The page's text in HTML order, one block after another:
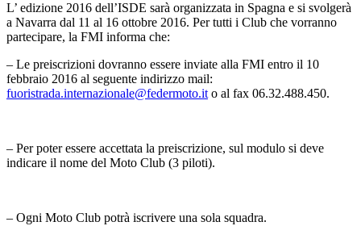
L’ edizione 2016 dell’ISDE sarà organizzata in Spagna e si svolgerà
a Navarra dal 11 al 16 ottobre 2016. Per tutti i Club che vorranno
partecipare, la FMI informa che:
– Le preiscrizioni dovranno essere inviate alla FMI entro il 10
febbraio 2016 al seguente indirizzo mail:
fuoristrada.internazionale@federmoto.it o al fax 06.32.488.450.
– Per poter essere accettata la preiscrizione, sul modulo si deve
indicare il nome del Moto Club (3 piloti).
– Ogni Moto Club potrà iscrivere una sola squadra.